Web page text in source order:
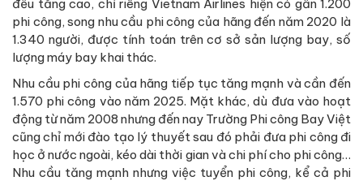
đều tăng cao, chỉ riêng Vietnam Airlines hiện có gần 1.200
phi công, song nhu cầu phi công của hãng đến năm 2020 là
1.340 người, được tính toán trên cơ sở sản lượng bay, số
lượng máy bay khai thác.
Nhu cầu phi công của hãng tiếp tục tăng mạnh và cần đến
1.570 phi công vào năm 2025. Mặt khác, dù đưa vào hoạt
động từ năm 2008 nhưng đến nay Trường Phi công Bay Việt
cũng chỉ mới đào tạo lý thuyết sau đó phải đưa phi công đi
học ở nước ngoài, kéo dài thời gian và chi phí cho phi công…
Nhu cầu tăng mạnh nhưng việc tuyển phi công, kể cả phi